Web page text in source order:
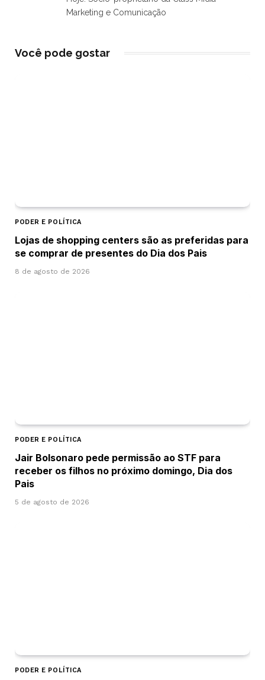
Marketing e Comunicação
Você pode gostar
PODER E POLÍTICA
Lojas de shopping centers são as preferidas para
se comprar de presentes do Dia dos Pais
8 de agosto de 2026
PODER E POLÍTICA
Jair Bolsonaro pede permissão ao STF para
receber os filhos no próximo domingo, Dia dos
Pais
5 de agosto de 2026
PODER E POLÍTICA